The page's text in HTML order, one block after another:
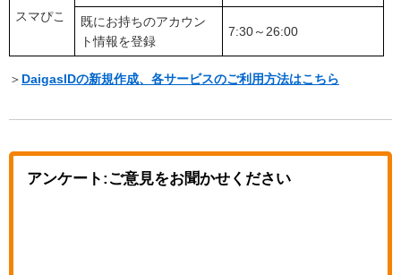
スマぴこ
既にお持ちのアカウン
ト情報を登録
7:30～26:00
＞ DaigasIDの新規作成、各サービスのご利用方法はこちら
アンケート:ご意見をお聞かせください